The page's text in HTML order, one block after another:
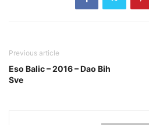
Previous article
Eso Balic – 2016 – Dao Bih
Sve